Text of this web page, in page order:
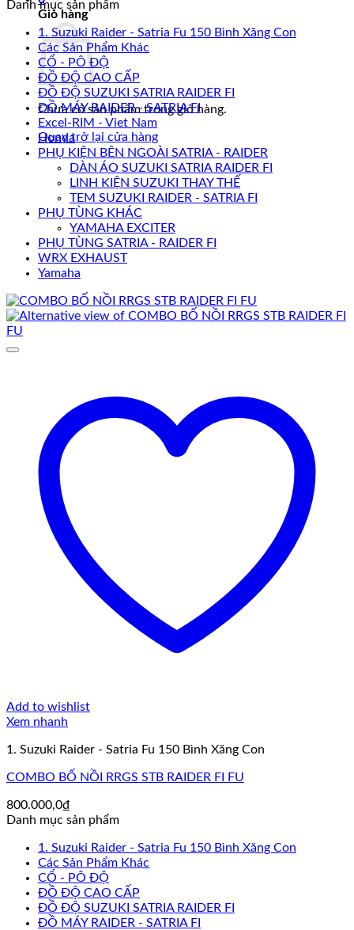
Giỏ hàng
Chưa có sản phẩm trong giỏ hàng.
Quay trở lại cửa hàng
Danh mục sản phẩm
1. Suzuki Raider - Satria Fu 150 Bình Xăng Con
Các Sản Phẩm Khác
CỔ - PÔ ĐỘ
ĐỒ ĐỘ CAO CẤP
ĐỒ ĐỘ SUZUKI SATRIA RAIDER FI
ĐỒ MÁY RAIDER - SATRIA FI
Excel-RIM - Viet Nam
Honda
PHỤ KIỆN BÊN NGOÀI SATRIA - RAIDER
DÀN ÁO SUZUKI SATRIA RAIDER FI
LINH KIỆN SUZUKI THAY THẾ
TEM SUZUKI RAIDER - SATRIA FI
PHỤ TÙNG KHÁC
YAMAHA EXCITER
PHỤ TÙNG SATRIA - RAIDER FI
WRX EXHAUST
Yamaha
Add to wishlist
Xem nhanh
1. Suzuki Raider - Satria Fu 150 Bình Xăng Con
COMBO BỐ NỒI RRGS STB RAIDER FI FU
800.000,0₫
Danh mục sản phẩm
1. Suzuki Raider - Satria Fu 150 Bình Xăng Con
Các Sản Phẩm Khác
CỔ - PÔ ĐỘ
ĐỒ ĐỘ CAO CẤP
ĐỒ ĐỘ SUZUKI SATRIA RAIDER FI
ĐỒ MÁY RAIDER - SATRIA FI